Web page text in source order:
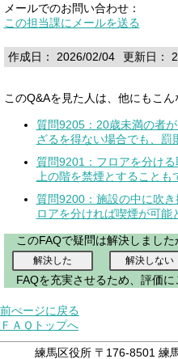
メールでのお問い合わせ：
この担当課にメールを送る
作成日： 2026/02/04 更新日：
このQ&Aを見た人は、他にもこん
質問9205：20歳未満の者
ざるを得ない場合でも、罰
質問9201：フロアを分ける
上の階を禁煙とすることも
質問9200：施設の中に吹
ロアを分ければ喫煙が可能
このFAQで疑問は解決しました
FAQを充実させるため、評価に
前ぺージに戻る
ＦＡＱトップへ
練馬区役所 〒176-8501 練